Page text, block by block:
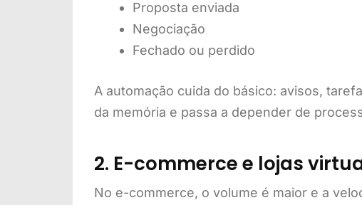
Proposta enviada
Negociação
Fechado ou perdido
A automação cuida do básico: avisos,
da memória e passa a depender de
2. E-commerce e lojas
No e-commerce, o volume é maior e a